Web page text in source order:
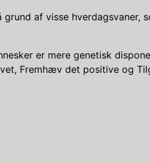
af visse hverdagsvaner,
er mere genetisk
Fremhæv det positive og